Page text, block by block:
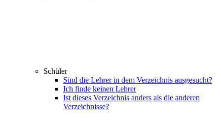
Schüler
Sind die Lehrer in dem Verzeichnis ausgesucht?
Ich finde keinen Lehrer
Ist dieses Verzeichnis anders als die anderen
Verzeichnisse?